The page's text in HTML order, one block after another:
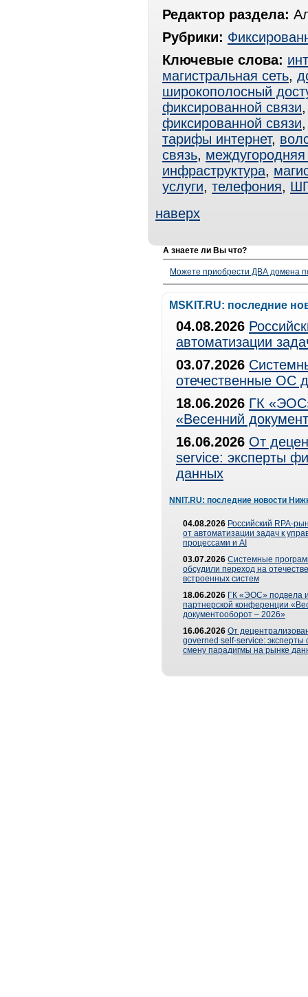
Редактор раздела:
Рубрики:
Ключевые слова:
магистральная сеть,
широкополосный
фиксированной связи
фиксированной связи
тарифы интернет,
связь, междугородняя
инфраструктура,
услуги, телефония,
наверх
А знаете ли Вы что?
Можете приобрести ДВА домена
MSKIT.RU: последние
04.08.2026
автоматизации
03.07.2026
отечественные ОС
18.06.2026 ГК
«Весенний
16.06.2026 От
service: эксперты
данных
NNIT.RU: последние новости
04.08.2026 Российский RPA-
от автоматизации задач к
процессами и AI
03.07.2026 Системные
обсудили переход на
встроенных систем
18.06.2026 ГК «ЭОС» подвела
партнерской конференции
документооборот – 2026»
16.06.2026 От
governed self-service: эксперты
смену парадигмы на рынке